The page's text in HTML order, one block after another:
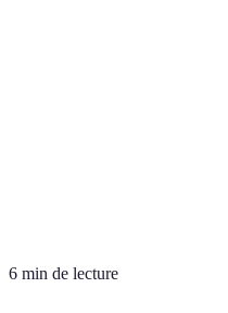
6 min de lecture